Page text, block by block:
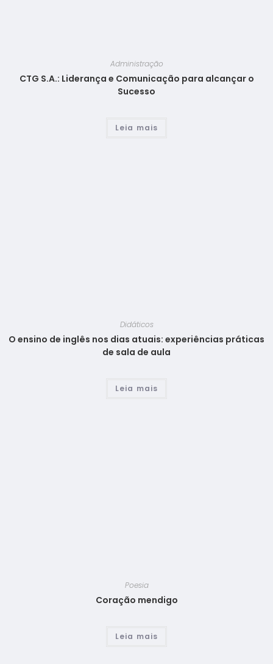
Administração
CTG S.A.: Liderança e Comunicação para alcançar o
Sucesso
Leia mais
Didáticos
O ensino de inglês nos dias atuais: experiências práticas
de sala de aula
Leia mais
Poesia
Coração mendigo
Leia mais